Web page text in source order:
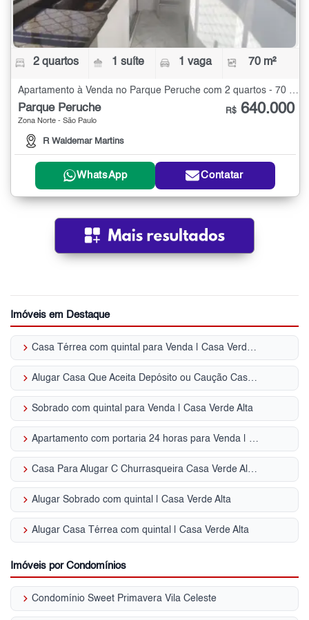
2 quartos 1 suíte 1 vaga 70 m²
Parque Peruche
Zona Norte - São Paulo
R Waldemar Martins
R$ 640.000
WhatsApp Contatar
Imóveis em Destaque
keyboard_arrow_right Casa Térrea com quintal para Venda | Casa Verde Alta
keyboard_arrow_right Alugar Casa Que Aceita Depósito ou Caução Casa Verde Alta - SP
keyboard_arrow_right Sobrado com quintal para Venda | Casa Verde Alta
keyboard_arrow_right Apartamento com portaria 24 horas para Venda | Casa Verde Alta
keyboard_arrow_right Casa Para Alugar C Churrasqueira Casa Verde Alta - SP
keyboard_arrow_right Alugar Sobrado com quintal | Casa Verde Alta
keyboard_arrow_right Alugar Casa Térrea com quintal | Casa Verde Alta
Imóveis por Condomínios
keyboard_arrow_right Condomínio Sweet Primavera Vila Celeste